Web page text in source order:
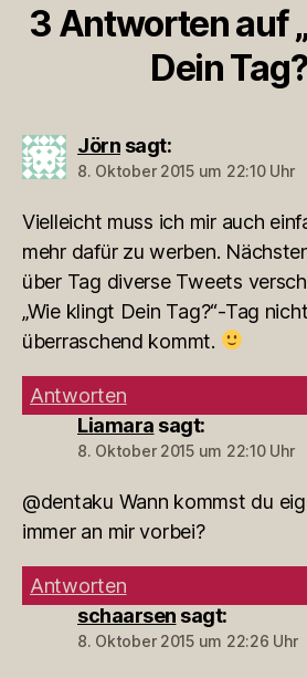
3 Antworten auf
Dein
Jörn sagt:
8. Oktober 2015 um 22:10 Uhr
Vielleicht muss ich mir auch
mehr dafür zu werben.
über Tag diverse Tweets
„Wie klingt Dein Tag?“-Tag
überraschend kommt.
Antworten
Liamara sagt:
8. Oktober 2015 um 22:10 Uhr
@dentaku Wann kommst du
immer an mir vorbei?
Antworten
schaarsen sagt:
8. Oktober 2015 um 22:26 Uhr